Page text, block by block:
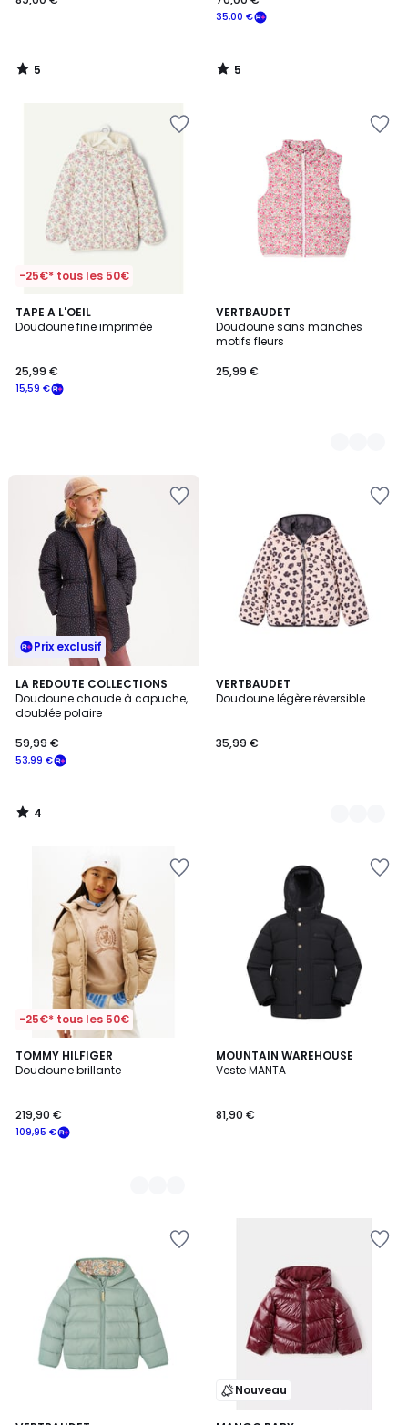
5
/
35,00 €
5
/
-25€* tous les 50€
TAPE A L'OEIL
Doudoune fine imprimée
15,59 €
25,99 €
VERTBAUDET
Doudoune sans manches
motifs fleurs
25,99 €
2
Couleurs
Prix exclusif
LA REDOUTE COLLECTIONS
Doudoune chaude à capuche,
doublée polaire
53,99 €
59,99 €
4
/
5
4
/
VERTBAUDET
Doudoune légère réversible
35,99 €
3
Couleurs
-25€* tous les 50€
TOMMY HILFIGER
Doudoune brillante
109,95 €
219,90 €
2
Couleurs
MOUNTAIN WAREHOUSE
Veste MANTA
81,90 €
Nouveau